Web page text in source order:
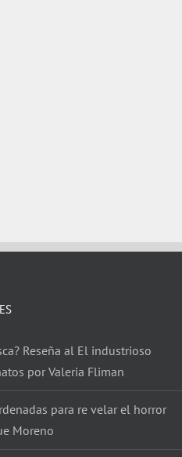
Reseña al El industrioso
por Valeria Fliman
para re velar el horror
Moreno